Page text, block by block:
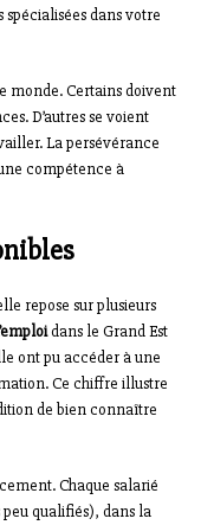
dans votre
monde. Certains doivent
D’autres se voient
La persévérance
compétence à
repose sur plusieurs
dans le Grand Est
ont pu accéder à une
Ce chiffre illustre
de bien connaître
Chaque salarié
qualifiés), dans la